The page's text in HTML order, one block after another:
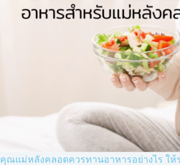
คุณแม่หลังคลอดควรทานอาหารอย่างไร ให้